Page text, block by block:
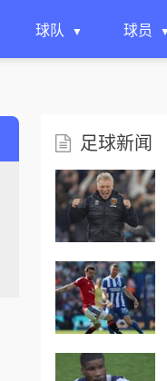
球队 球员
足球新闻